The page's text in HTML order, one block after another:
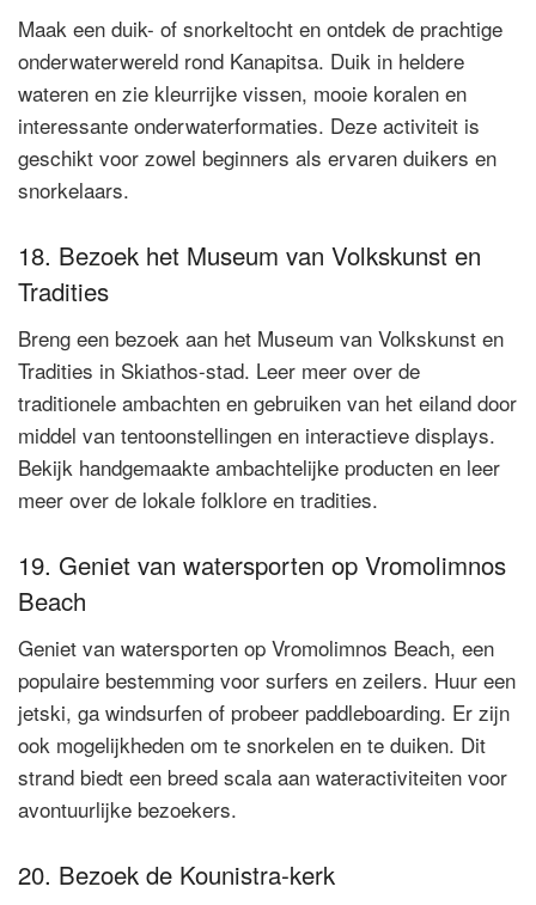
Maak een duik- of snorkeltocht en ontdek de prachtige
onderwaterwereld rond Kanapitsa. Duik in heldere
wateren en zie kleurrijke vissen, mooie koralen en
interessante onderwaterformaties. Deze activiteit is
geschikt voor zowel beginners als ervaren duikers en
snorkelaars.
18. Bezoek het Museum van Volkskunst en
Tradities
Breng een bezoek aan het Museum van Volkskunst en
Tradities in Skiathos-stad. Leer meer over de
traditionele ambachten en gebruiken van het eiland door
middel van tentoonstellingen en interactieve displays.
Bekijk handgemaakte ambachtelijke producten en leer
meer over de lokale folklore en tradities.
19. Geniet van watersporten op Vromolimnos
Beach
Geniet van watersporten op Vromolimnos Beach, een
populaire bestemming voor surfers en zeilers. Huur een
jetski, ga windsurfen of probeer paddleboarding. Er zijn
ook mogelijkheden om te snorkelen en te duiken. Dit
strand biedt een breed scala aan wateractiviteiten voor
avontuurlijke bezoekers.
20. Bezoek de Kounistra-kerk